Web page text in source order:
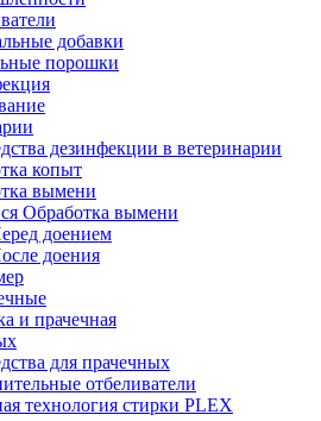
добавки
порошки
дезинфекции в ветеринарии
копыт
вымени
Обработка вымени
доением
доения
и прачечная
для прачечных
отбеливатели
технология стирки PLEX